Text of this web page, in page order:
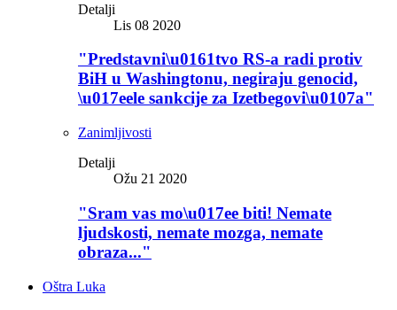
Detalji
Lis 08 2020
"Predstavni\u0161tvo RS-a radi protiv
BiH u Washingtonu, negiraju genocid,
\u017eele sankcije za Izetbegovi\u0107a"
Zanimljivosti
Detalji
Ožu 21 2020
"Sram vas mo\u017ee biti! Nemate
ljudskosti, nemate mozga, nemate
obraza..."
Oštra Luka